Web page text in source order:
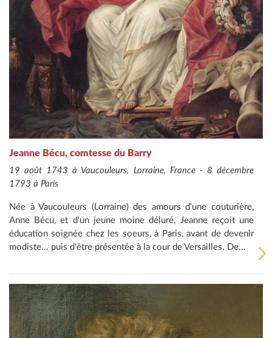
Jeanne Bécu, comtesse du Barry
19 août 1743 à Vaucouleurs, Lorraine, France - 8 décembre
1793 à Paris
Née à Vaucouleurs (Lorraine) des amours d'une couturière,
Anne Bécu, et d'un jeune moine déluré, Jeanne reçoit une
éducation soignée chez les soeurs, à Paris, avant de devenir
modiste... puis d'être présentée à la cour de Versailles. De...